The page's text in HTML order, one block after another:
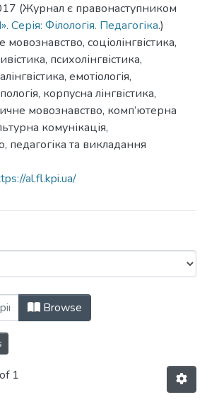
(Журнал є правонаступником
Серія: Філологія. Педагогіка.)
мовознавство, соціолінгвістика,
психолінгвістика,
емотіологія,
корпусна лінгвістика,
мовознавство, комп’ютерна
комунікація,
педагогіка та викладання
al.fl.kpi.ua/
Linguistics by
Browse
1